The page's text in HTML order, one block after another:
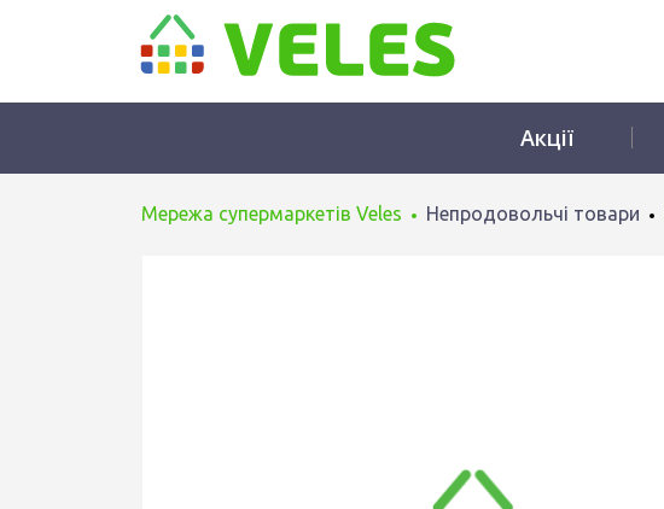
Акції
Мережа супермаркетів Veles Непродовольчі товари